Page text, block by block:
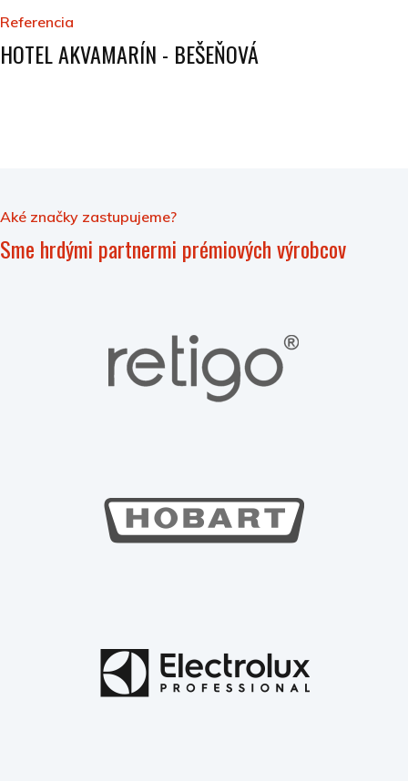
Referencia
HOTEL AKVAMARÍN - BEŠEŇOVÁ
Aké značky zastupujeme?
Sme hrdými partnermi prémiových výrobcov